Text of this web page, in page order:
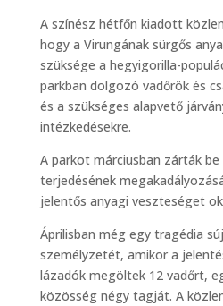
A színész hétfőn kiadott
hogy a Virungának sürgős
szüksége a hegyigorilla-
parkban dolgozó vadőrök és
és a szükséges alapvető
intézkedésekre.
A parkot márciusban zárták
terjedésének
jelentős anyagi veszteséget
Áprilisban még egy tragédia
személyzetét, amikor a
lázadók megöltek 12 vadőrt,
közösség négy tagját. A